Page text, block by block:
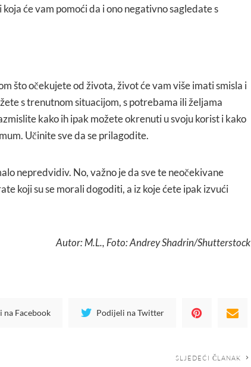
će vam pomoći da i ono negativno sagledate s
što očekujete od života, život će vam više imati smisla i
s trenutnom situacijom, s potrebama ili željama
kako ih ipak možete okrenuti u svoju korist i kako
Učinite sve da se prilagodite.
nepredvidiv. No, važno je da sve te neočekivane
koji su se morali dogoditi, a iz koje ćete ipak izvući
Autor: M.L., Foto: Andrey Shadrin/Shutterstock
na Facebook Podijeli na Twitter
SLJEDEĆI ČLANAK